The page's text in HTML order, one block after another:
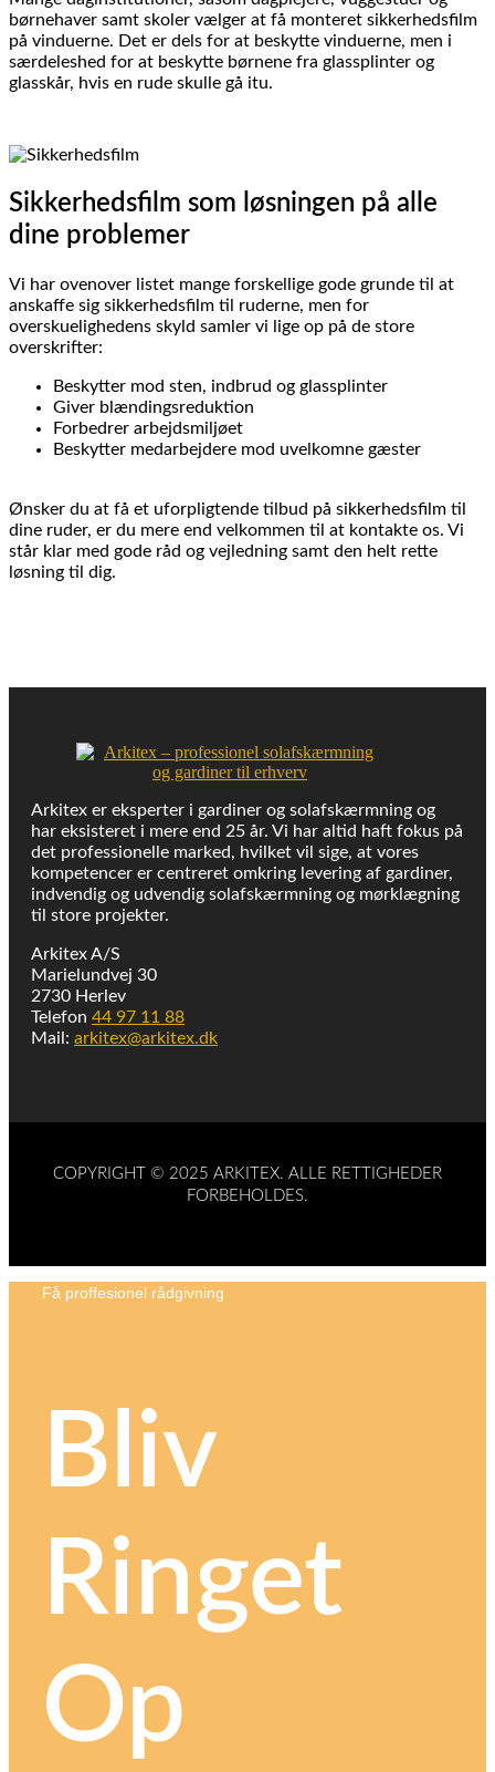
børnehaver samt skoler vælger at få monteret sikkerhedsfilm
på vinduerne. Det er dels for at beskytte vinduerne, men i
særdeleshed for at beskytte børnene fra glassplinter og
glasskår, hvis en rude skulle gå itu.
Sikkerhedsfilm som løsningen på alle
dine problemer
Vi har ovenover listet mange forskellige gode grunde til at
anskaffe sig sikkerhedsfilm til ruderne, men for
overskuelighedens skyld samler vi lige op på de store
overskrifter:
Beskytter mod sten, indbrud og glassplinter
Giver blændingsreduktion
Forbedrer arbejdsmiljøet
Beskytter medarbejdere mod uvelkomne gæster
Ønsker du at få et uforpligtende tilbud på sikkerhedsfilm til
dine ruder, er du mere end velkommen til at kontakte os. Vi
står klar med gode råd og vejledning samt den helt rette
løsning til dig.
Arkitex er eksperter i gardiner og solafskærmning og
har eksisteret i mere end 25 år. Vi har altid haft fokus på
det professionelle marked, hvilket vil sige, at vores
kompetencer er centreret omkring levering af gardiner,
indvendig og udvendig solafskærmning og mørklægning
til store projekter.
Arkitex A/S
Marielundvej 30
2730 Herlev
Telefon 44 97 11 88
Mail: arkitex@arkitex.dk
COPYRIGHT © 2025 ARKITEX. ALLE RETTIGHEDER
FORBEHOLDES.
Få proffesionel rådgivning
Bliv
Ringet
Op